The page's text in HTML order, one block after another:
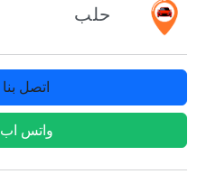
حلب
اتصل بنا
واتس اب